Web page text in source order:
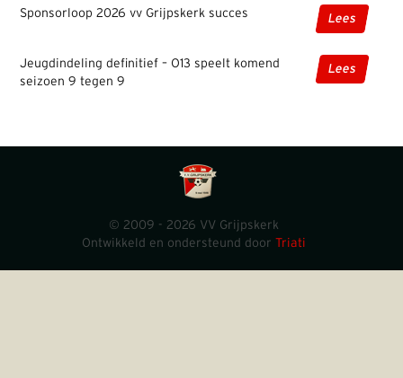
Sponsorloop 2026 vv Grijpskerk succes Lees
Jeugdindeling definitief – O13 speelt komend
seizoen 9 tegen 9
Lees
© 2009 - 2026 VV Grijpskerk
Ontwikkeld en ondersteund door Triati